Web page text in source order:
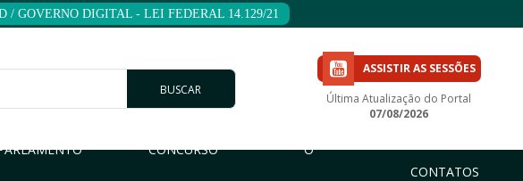
/ GOVERNO DIGITAL - LEI FEDERAL 14.129/21
BUSCAR
ASSISTIR AS SESSÕES
Última Atualização do Portal
07/08/2026
CONCURSO O
CONTATOS